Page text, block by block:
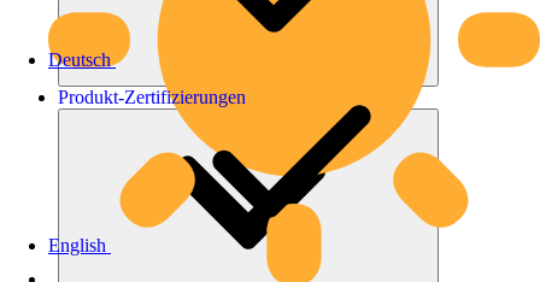
Deutsch
English
Produkt-Zertifizierungen